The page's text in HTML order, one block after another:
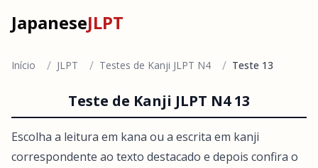
JapaneseJLPT
Início / JLPT / Testes de Kanji JLPT N4 / Teste 13
Teste de Kanji JLPT N4 13
Escolha a leitura em kana ou a escrita em kanji
correspondente ao texto destacado e depois confira o